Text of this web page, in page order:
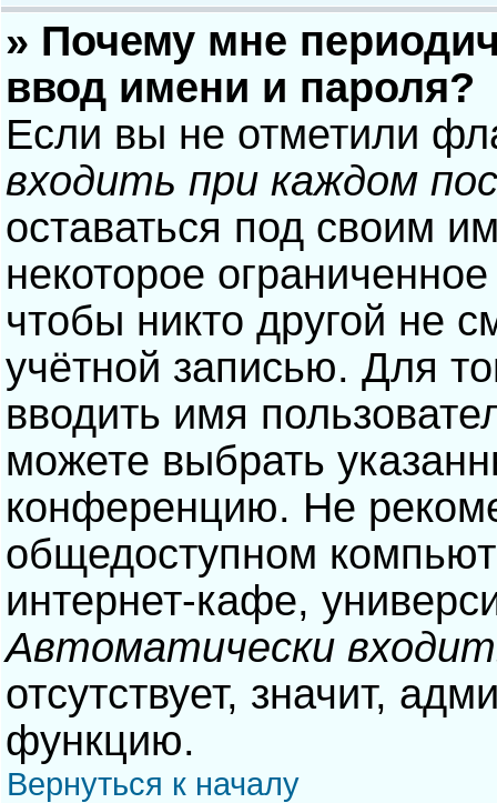
» Почему мне
ввод имени и пароля?
Если вы не отметили
входить при каждом
оставаться под своим
некоторое
чтобы никто другой не
учётной записью. Для
вводить имя
можете выбрать
конференцию. Не
общедоступном
интернет-кафе,
Автоматически
отсутствует, значит,
функцию.
Вернуться к началу